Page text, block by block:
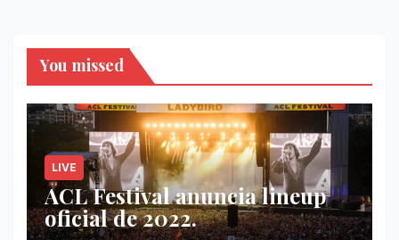
You missed
LIVE
ACL Festival anuncia lineup
oficial de 2022.